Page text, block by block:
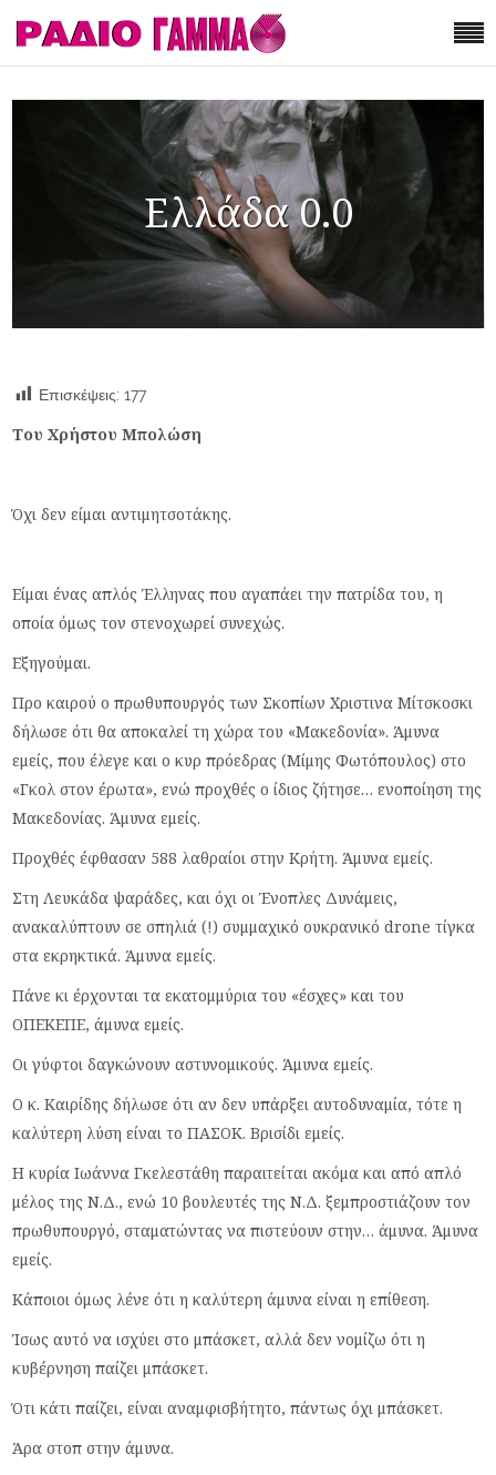
Ελλάδα 0.0
Επισκέψεις: 177
Του Χρήστου Μπολώση
Όχι δεν είμαι αντιμητσοτάκης.
Είμαι ένας απλός Έλληνας που αγαπάει την πατρίδα του, η
οποία όμως τον στενοχωρεί συνεχώς.
Εξηγούμαι.
Προ καιρού ο πρωθυπουργός των Σκοπίων Χριστινα Μίτσκοσκι
δήλωσε ότι θα αποκαλεί τη χώρα του «Μακεδονία». Άμυνα
εμείς, που έλεγε και ο κυρ πρόεδρας (Μίμης Φωτόπουλος) στο
«Γκολ στον έρωτα», ενώ προχθές ο ίδιος ζήτησε… ενοποίηση της
Μακεδονίας. Άμυνα εμείς.
Προχθές έφθασαν 588 λαθραίοι στην Κρήτη. Άμυνα εμείς.
Στη Λευκάδα ψαράδες, και όχι οι Ένοπλες Δυνάμεις,
ανακαλύπτουν σε σπηλιά (!) συμμαχικό ουκρανικό drone τίγκα
στα εκρηκτικά. Άμυνα εμείς.
Πάνε κι έρχονται τα εκατομμύρια του «έσχες» και του
ΟΠΕΚΕΠΕ, άμυνα εμείς.
Οι γύφτοι δαγκώνουν αστυνομικούς. Άμυνα εμείς.
Ο κ. Καιρίδης δήλωσε ότι αν δεν υπάρξει αυτοδυναμία, τότε η
καλύτερη λύση είναι το ΠΑΣΟΚ. Βρισίδι εμείς.
Η κυρία Ιωάννα Γκελεστάθη παραιτείται ακόμα και από απλό
μέλος της Ν.Δ., ενώ 10 βουλευτές της Ν.Δ. ξεμπροστιάζουν τον
πρωθυπουργό, σταματώντας να πιστεύουν στην… άμυνα. Άμυνα
εμείς.
Κάποιοι όμως λένε ότι η καλύτερη άμυνα είναι η επίθεση.
Ίσως αυτό να ισχύει στο μπάσκετ, αλλά δεν νομίζω ότι η
κυβέρνηση παίζει μπάσκετ.
Ότι κάτι παίζει, είναι αναμφισβήτητο, πάντως όχι μπάσκετ.
Άρα στοπ στην άμυνα.